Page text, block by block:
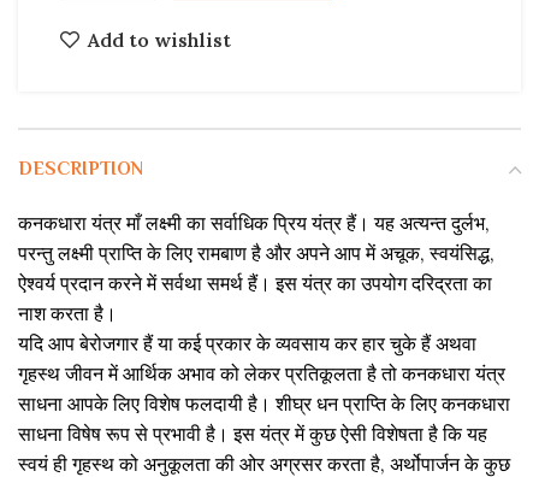
Add to wishlist
DESCRIPTION
कनकधारा यंत्र माँ लक्ष्मी का सर्वाधिक प्रिय यंत्र हैं। यह अत्यन्त दुर्लभ,
परन्तु लक्ष्मी प्राप्ति के लिए रामबाण है और अपने आप में अचूक, स्वयंसिद्ध,
ऐश्वर्य प्रदान करने में सर्वथा समर्थ हैं। इस यंत्र का उपयोग दरिद्रता का
नाश करता है।
यदि आप बेरोजगार हैं या कई प्रकार के व्यवसाय कर हार चुके हैं अथवा
गृहस्थ जीवन में आर्थिक अभाव को लेकर प्रतिकूलता है तो कनकधारा यंत्र
साधना आपके लिए विशेष फलदायी है। शीघ्र धन प्राप्ति के लिए कनकधारा
साधना विषेष रूप से प्रभावी है। इस यंत्र में कुछ ऐसी विशेषता है कि यह
स्वयं ही गृहस्थ को अनुकूलता की ओर अग्रसर करता है, अर्थोपार्जन के कुछ